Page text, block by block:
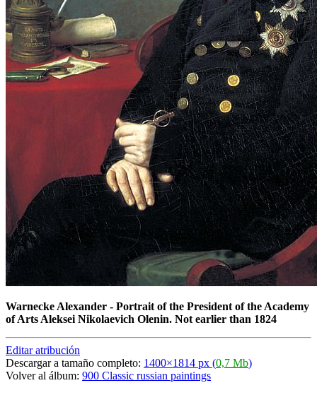
Warnecke Alexander - Portrait of the President of the Academy
of Arts Aleksei Nikolaevich Olenin. Not earlier than 1824
Editar atribución
Descargar a tamaño completo: 1400×1814 px (0,7 Mb)
Volver al álbum: 900 Classic russian paintings